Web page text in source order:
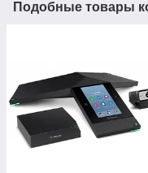
Подобные товары